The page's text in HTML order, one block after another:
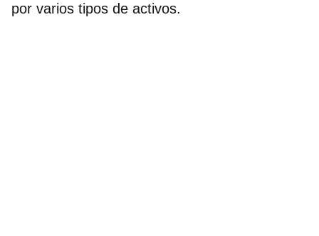
por varios tipos de activos.